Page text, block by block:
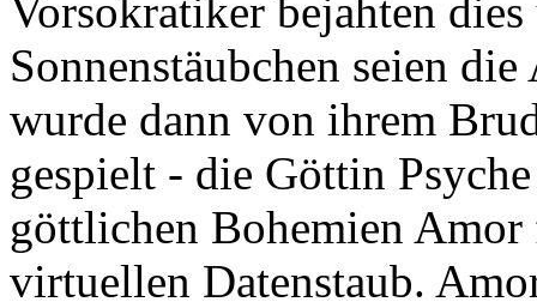
Vorsokratiker bejahten
Sonnenstäubchen seien
wurde dann von ihrem
gespielt - die Göttin
göttlichen Bohemien
virtuellen Datenstaub.